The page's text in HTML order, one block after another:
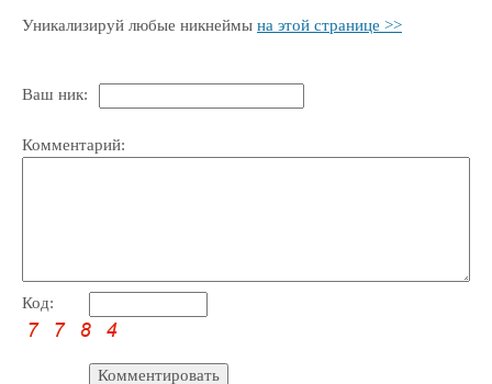
Уникализируй любые никнеймы на этой странице >>
Ваш ник:
Комментарий:
Код: